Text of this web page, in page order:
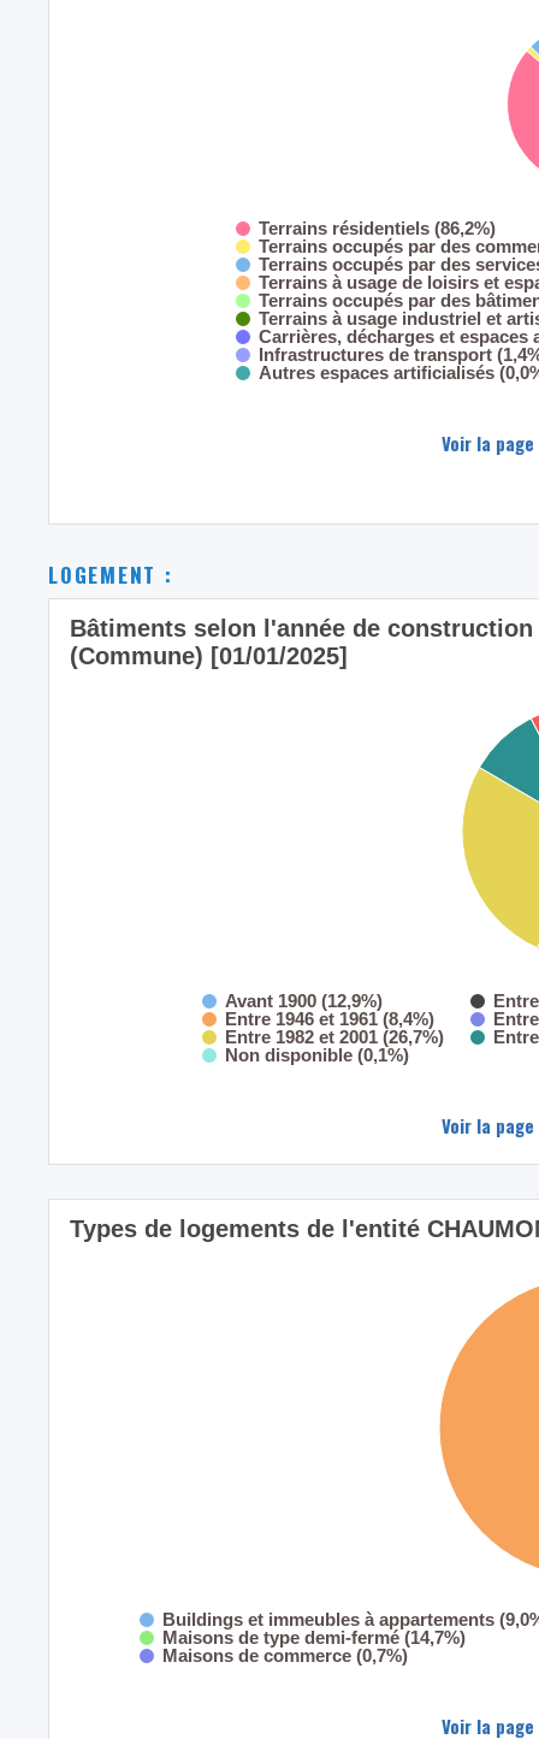
Terrains résidentiels (86,2%)
Terrains occupés par des
Terrains occupés par des
Terrains à usage de loisirs et
Terrains occupés par des
Terrains à usage industriel et
Carrières, décharges et espaces
Infrastructures de transport
Autres espaces artificialisés
Voir la
LOGEMENT :
Bâtiments selon l'année de construction
(Commune) [01/01/2025]
Avant 1900 (12,9%)
Entre 1946 et 1961 (8,4%)
Entre 1982 et 2001 (26,7%)
Non disponible (0,1%)
Voir la
Types de logements de l'entité
Buildings et immeubles à appartements
Maisons de type demi-fermé (14,7%)
Maisons de commerce (0,7%)
Voir la